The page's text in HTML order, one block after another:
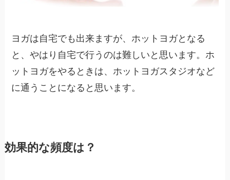
ヨガは自宅でも出来ますが、ホットヨガとなる
と、やはり自宅で行うのは難しいと思います。ホ
ットヨガをやるときは、ホットヨガスタジオなど
に通うことになると思います。
効果的な頻度は？